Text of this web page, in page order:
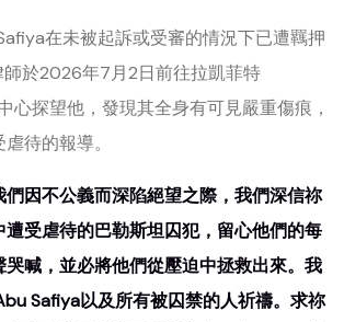
在未被起訴或受審的情況下已遭羈押
師於2026年7月2日前往拉凱菲特
心探望他，發現其全身有可見嚴重傷痕，
待的報導。
因不公義而深陷絕望之際，我們深信祢
受虐待的巴勒斯坦囚犯，留心他們的每
喊，並必將他們從壓迫中拯救出來。我
Safiya以及所有被囚禁的人祈禱。求祢